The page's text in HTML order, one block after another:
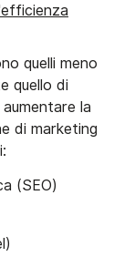
quelli meno
quello di
la
di marketing
(SEO)